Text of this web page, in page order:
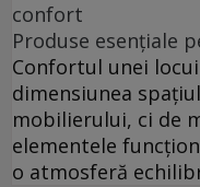
confort
Produse esențiale
Confortul unei
dimensiunea
mobilierului, ci de
elementele
o atmosferă